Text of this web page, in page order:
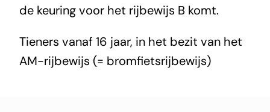
de keuring voor het rijbewijs B komt.
Tieners vanaf 16 jaar, in het bezit van het
AM-rijbewijs (= bromfietsrijbewijs)